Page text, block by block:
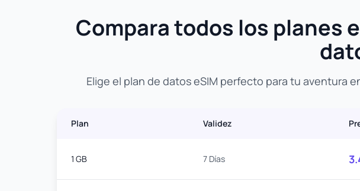
Compara todos los planes
Elige el plan de datos eSIM perfecto para tu aventura
Plan Validez
1 GB 7 Días